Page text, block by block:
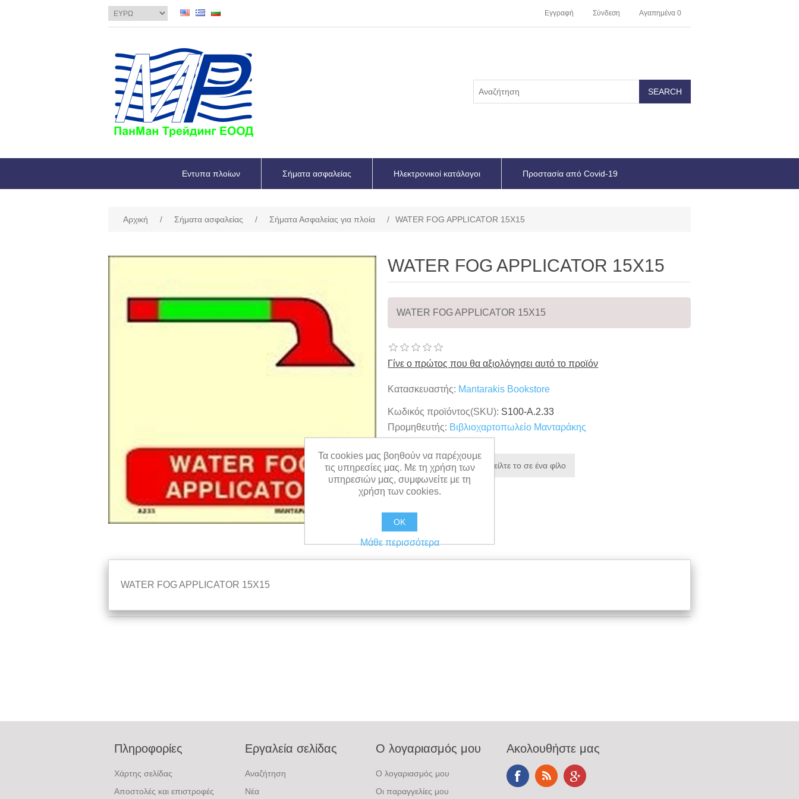
Εγγραφή Σύνδεση Αγαπημένα 0
Εντυπα πλοίων Σήματα ασφαλείας Ηλεκτρονικοί κατάλογοι Προστασία από Covid-19
Αρχική / Σήματα ασφαλείας / Σήματα Ασφαλείας για πλοία / WATER FOG APPLICATOR 15X15
WATER FOG APPLICATOR 15X15
WATER FOG APPLICATOR 15X15
Γίνε ο πρώτος που θα αξιολόγησει αυτό το προϊόν
Κατασκευαστής: Mantarakis Bookstore
Κωδικός προϊόντος(SKU): S100-A.2.33
Προμηθευτής: Βιβλιοχαρτοπωλείο Μανταράκης
WATER FOG APPLICATOR 15X15
Πληροφορίες
Χάρτης σελίδας
Αποστολές και επιστροφές
Εργαλεία σελίδας
Αναζήτηση
Νέα
Ο λογαριασμός μου
Ο λογαριασμός μου
Οι παραγγελίες μου
Ακολουθήστε μας
Τα cookies μας βοηθούν να παρέχουμε
τις υπηρεσίες μας. Με τη χρήση των
υπηρεσιών μας, συμφωνείτε με τη
χρήση των cookies.
OK
Μάθε περισσότερα